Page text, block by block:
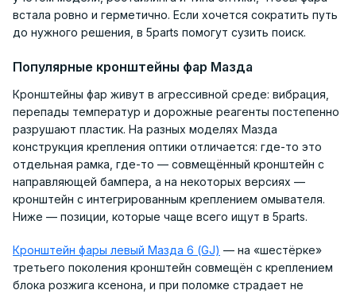
встала ровно и герметично. Если хочется сократить путь
до нужного решения, в 5parts помогут сузить поиск.
Популярные кронштейны фар Мазда
Кронштейны фар живут в агрессивной среде: вибрация,
перепады температур и дорожные реагенты постепенно
разрушают пластик. На разных моделях Мазда
конструкция крепления оптики отличается: где-то это
отдельная рамка, где-то — совмещённый кронштейн с
направляющей бампера, а на некоторых версиях —
кронштейн с интегрированным креплением омывателя.
Ниже — позиции, которые чаще всего ищут в 5parts.
Кронштейн фары левый Мазда 6 (GJ) — на «шестёрке»
третьего поколения кронштейн совмещён с креплением
блока розжига ксенона, и при поломке страдает не